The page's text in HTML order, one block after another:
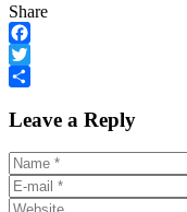
Share
Facebook
Twitter
Leave a Reply